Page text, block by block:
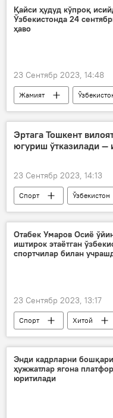
Қайси ҳудуд кўпроқ
Ўзбекистонда 24
ҳаво
23 Сентябр 2023, 14:48
Жамият
Ўзбекистонда об-ҳаво
Ўзбекистон бўйлаб об-ҳаво
Об-ҳаво прогнози
Эртага Тошкент
югуриш ўтказилади —
23 Сентябр 2023, 14:13
Спорт
Ўзбекистон
Тошкент вилояти
Отабек Умаров Осиё
иштирок этаётган
спортчилар билан
23 Сентябр 2023, 13:17
Спорт Хитой
Отабек Умаров
Энди кадрларни
ҳужжатлар ягона
юритилади